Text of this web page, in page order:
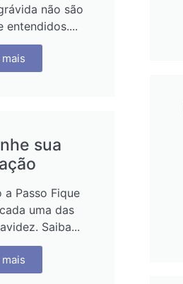
não são
entendidos....
sua
a Passo Fique
uma das
Saiba...